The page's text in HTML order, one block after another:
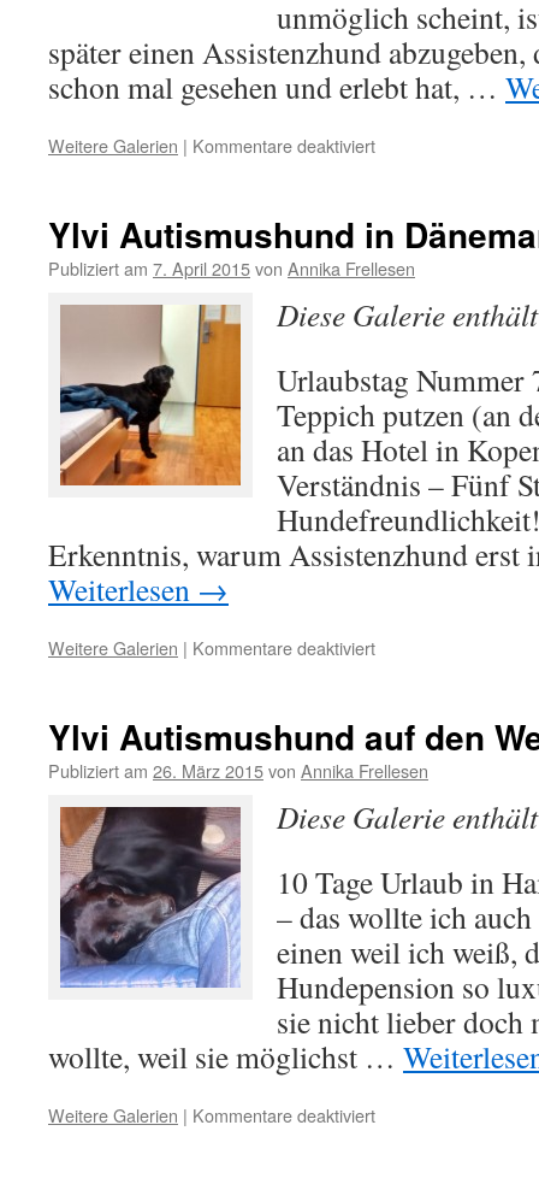
unmöglich scheint,
später einen Assistenzhund
schon mal gesehen und erlebt hat, …
Weitere Galerien | Kommentare deaktiviert
den
Elefanten
Zoo
Ylvi Autismushund in
Publiziert am 7. April 2015von Annika Frellesen
Diese Galerie
Urlaubstag
Teppich putzen (an
an das Hotel in
Verständnis – Fünf
Erkenntnis, warum Assistenzhund
Weiterlesen →
Weitere Galerien | Kommentare deaktiviert
Dänemark
Ylvi Autismushund auf den
Publiziert am 26. März 2015von Annika Frellesen
Diese Galerie
10 Tage Urlaub in
– das wollte ich
einen weil ich weiß,
Hundepension so
sie nicht lieber
wollte, weil sie möglichst …
Weitere Galerien | Kommentare deaktiviert